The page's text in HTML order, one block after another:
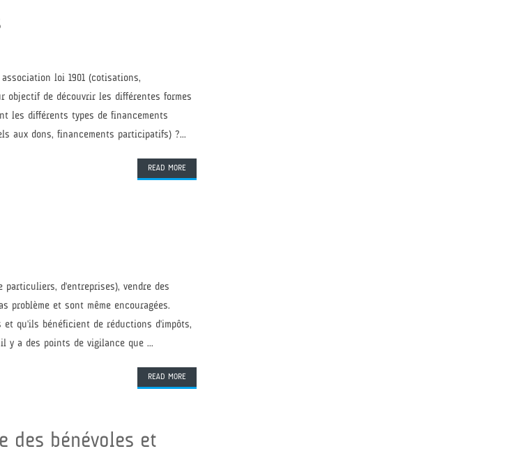
loi 1901 (cotisations,
objectif de découvrir les différentes formes
les différents types de financements
aux dons, financements participatifs) ?...
READ MORE
d'entreprises), vendre des
problème et sont même encouragées.
et qu'ils bénéficient de réductions d'impôts,
y a des points de vigilance que ...
READ MORE
des bénévoles et